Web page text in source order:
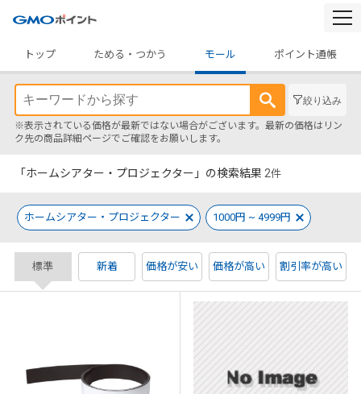
トップ
ためる・つかう モール ポイント通帳
絞り込み
※表示されている価格が最新ではない場合がございます。最新の価格はリン
ク先の商品詳細ページでご確認をお願いします。
「ホームシアター・プロジェクター」の検索結果 2件
ホームシアター・プロジェクター 1000円 ~ 4999円
標準 新着 価格が安い 価格が高い 割引率が高い